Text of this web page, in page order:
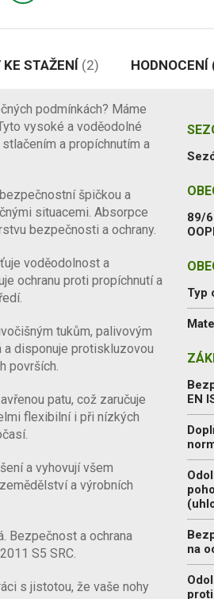
KE STAŽENÍ (2) HODNOCENÍ
podmínkách? Máme
vysoké a voděodolné
a propíchnutím a
špičkou a
situacemi. Absorpce
bezpečnosti a ochrany.
voděodolnost a
ochranu proti propíchnutí a
tukům, palivovým
a disponuje protiskluzovou
površích.
patu, což zaručuje
flexibilní i při nízkých
a vyhovují všem
a výrobních
Bezpečnost a ochrana
S5 SRC.
s jistotou, že vaše nohy
89/
Typ
EN
na